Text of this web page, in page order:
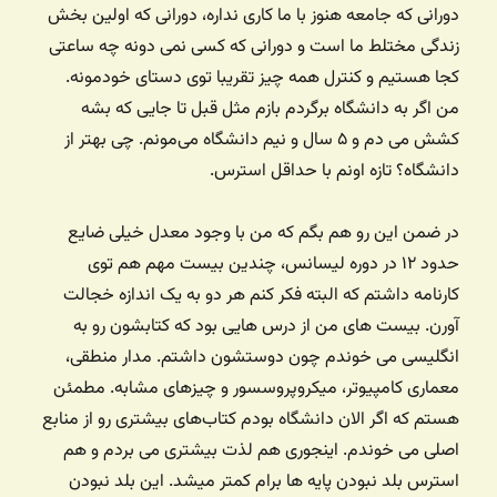
دورانی که جامعه هنوز با ما کاری نداره، دورانی که اولین بخش
زندگی مختلط ما است و دورانی که کسی نمی دونه چه ساعتی
کجا هستیم و کنترل همه چیز تقریبا توی دستای خودمونه.
من اگر به دانشگاه برگردم بازم مثل قبل تا جایی که بشه
کشش می دم و ۵ سال و نیم دانشگاه می‌مونم. چی بهتر از
دانشگاه؟ تازه اونم با حداقل استرس.
در ضمن این رو هم بگم که من با وجود معدل خیلی ضایع
حدود ۱۲ در دوره لیسانس، چندین بیست مهم هم توی
کارنامه داشتم که البته فکر کنم هر دو به یک اندازه خجالت
آورن. بیست های من از درس هایی بود که کتابشون رو به
انگلیسی می خوندم چون دوستشون داشتم. مدار منطقی،
معماری کامپیوتر، میکروپروسسور و چیزهای مشابه. مطمئن
هستم که اگر الان دانشگاه بودم کتاب‌های بیشتری رو از منابع
اصلی می خوندم. اینجوری هم لذت بیشتری می بردم و هم
استرس بلد نبودن پایه ها برام کمتر میشد. این بلد نبودن